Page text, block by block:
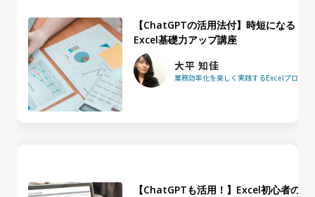
【ChatGPTの活用法付】時短になる
Excel基礎力アップ講座
大平 知佳
業務効率化を楽しく実践するExcelプロフェ
【ChatGPTも活用！】Excel初心者のた